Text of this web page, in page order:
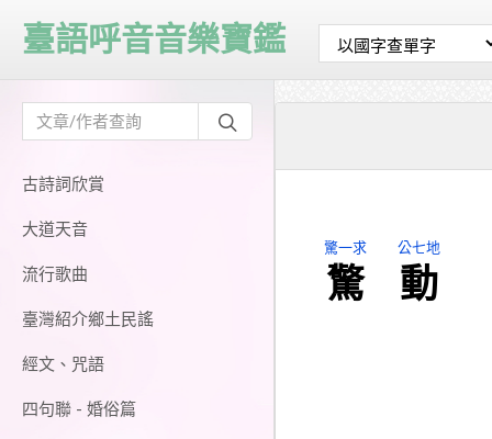
古詩詞欣賞
大道天音
流行歌曲
臺灣紹介鄉土民謠
經文、咒語
四句聯 - 婚俗篇
臺語呼音音樂寶鑑
驚一求
驚
公七地
動